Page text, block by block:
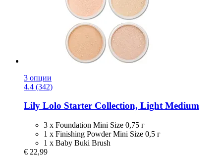
3 опции
4.4 (342)
Lily Lolo Starter Collection, Light Medium
3 x Foundation Mini Size 0,75 г
1 x Finishing Powder Mini Size 0,5 г
1 x Baby Buki Brush
€ 22,99